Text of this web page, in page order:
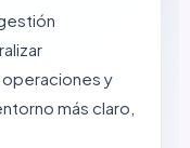
y
más claro,